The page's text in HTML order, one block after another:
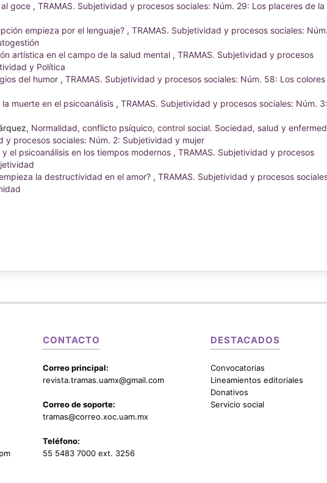
goce , TRAMAS. Subjetividad y procesos sociales: Núm. 29: Los placeres de la
empieza por el lenguaje? , TRAMAS. Subjetividad y procesos sociales:
artística en el campo de la salud mental , TRAMAS. Subjetividad y procesos
y Política
del humor , TRAMAS. Subjetividad y procesos sociales: Núm. 58: Los
la muerte en el psicoanálisis , TRAMAS. Subjetividad y procesos sociales: Núm. 3:
Normalidad, conflicto psíquico, control social. Sociedad, salud y
y procesos sociales: Núm. 2: Subjetividad y mujer
y el psicoanálisis en los tiempos modernos , TRAMAS. Subjetividad y procesos
la destructividad en el amor? , TRAMAS. Subjetividad y procesos
CONTACTO
Correo principal:
revista.tramas.uamx@gmail.com
Correo de soporte:
tramas@correo.xoc.uam.mx
Teléfono:
55 5483 7000 ext. 3256
DESTACADOS
Convocatorias
Lineamientos editoriales
Donativos
Servicio social